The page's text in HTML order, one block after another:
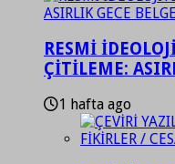
RESMİ
ÇİTİLEME:
1 hafta ago